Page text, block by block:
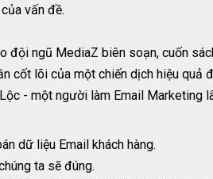
vấn đề.
đội ngũ MediaZ biên soạn, cuốn
lõi của một chiến dịch hiệu quả
- một người làm Email Marketing
dữ liệu Email khách hàng.
ta sẽ đúng.